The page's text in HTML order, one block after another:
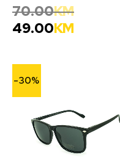
70.00KM
49.00KM
-30%